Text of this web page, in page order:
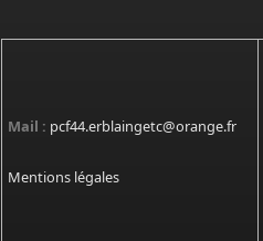
Mail : pcf44.erblaingetc@orange.fr
Mentions légales